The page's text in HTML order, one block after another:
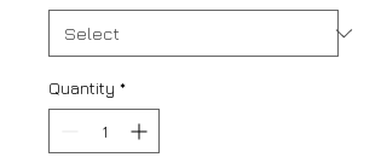
Quantity *